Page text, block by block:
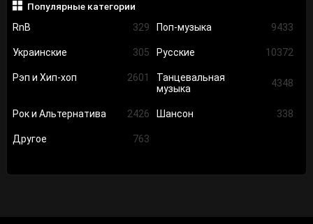
Популярные категории
RnB
329 Поп-музыка 9433
Украинские 305 Русские 10372
Рэп и Хип-хоп 2601
Танцевальная
музыка
4348
Рок и Альтернатива 2426 Шансон 338
Другое 763